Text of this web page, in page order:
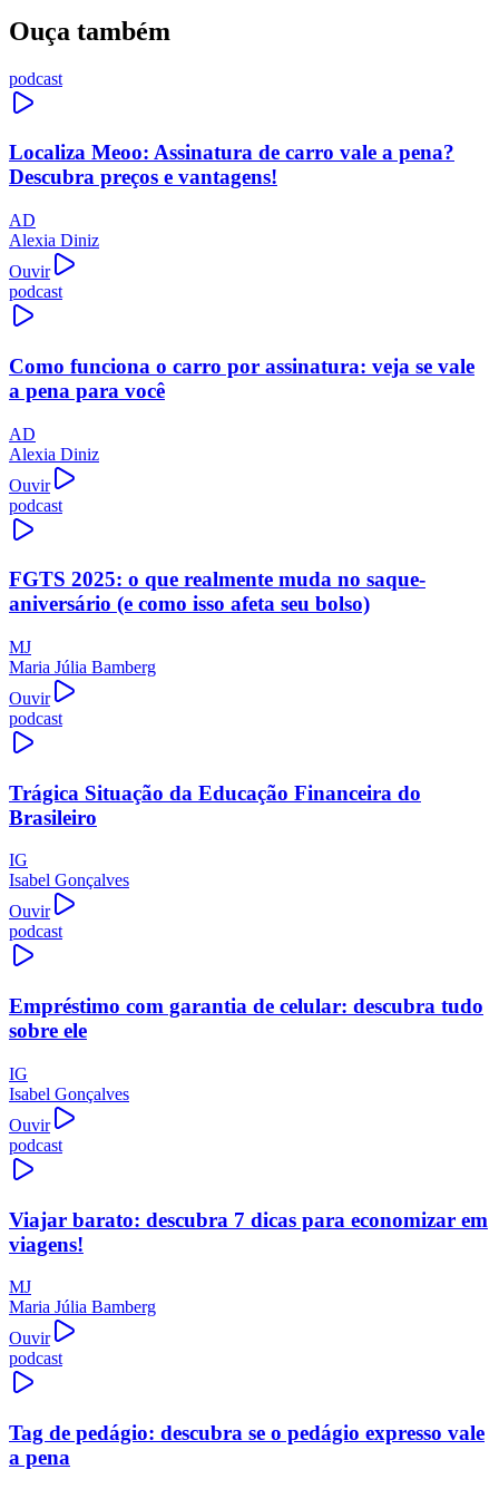
Ouça também
podcast
Localiza Meoo: Assinatura de carro vale a pena?
Descubra preços e vantagens!
AD
Alexia Diniz
Ouvir
podcast
Como funciona o carro por assinatura: veja se vale
a pena para você
AD
Alexia Diniz
Ouvir
podcast
FGTS 2025: o que realmente muda no saque-
aniversário (e como isso afeta seu bolso)
MJ
Maria Júlia Bamberg
Ouvir
podcast
Trágica Situação da Educação Financeira do
Brasileiro
IG
Isabel Gonçalves
Ouvir
podcast
Empréstimo com garantia de celular: descubra tudo
sobre ele
IG
Isabel Gonçalves
Ouvir
podcast
Viajar barato: descubra 7 dicas para economizar em
viagens!
MJ
Maria Júlia Bamberg
Ouvir
podcast
Tag de pedágio: descubra se o pedágio expresso vale
a pena